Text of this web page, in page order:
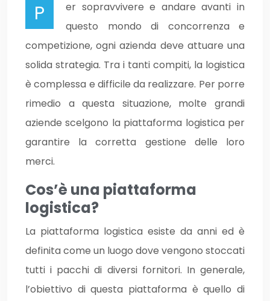
Per sopravvivere e andare avanti in
questo mondo di concorrenza e
competizione, ogni azienda deve attuare una
solida strategia. Tra i tanti compiti, la logistica
è complessa e difficile da realizzare. Per porre
rimedio a questa situazione, molte grandi
aziende scelgono la piattaforma logistica per
garantire la corretta gestione delle loro
merci.
Cos’è una piattaforma
logistica?
La piattaforma logistica esiste da anni ed è
definita come un luogo dove vengono stoccati
tutti i pacchi di diversi fornitori. In generale,
l’obiettivo di questa piattaforma è quello di